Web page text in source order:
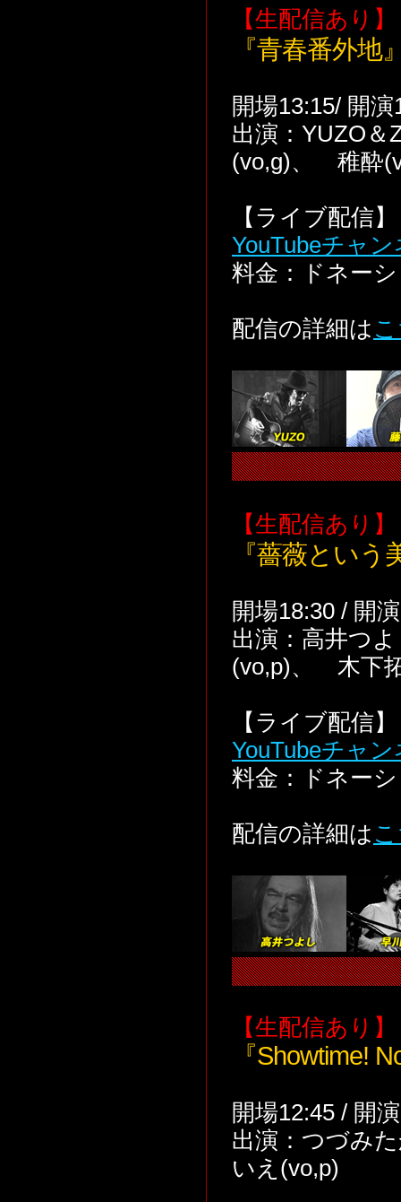
【生配信あり】
『青春番外地
開場13:15/ 開
出演：YUZO
(vo,g)、 稚酔
【ライブ配信
YouTubeチャ
料金：ドネー
配信の詳細は
【生配信あり】
『薔薇という
開場18:30 / 開
出演：高井つ
(vo,p)、 木下
【ライブ配信
YouTubeチャ
料金：ドネー
配信の詳細は
【生配信あり】
『Showtime!
開場12:45 / 開
出演：つづみ
いえ(vo,p)